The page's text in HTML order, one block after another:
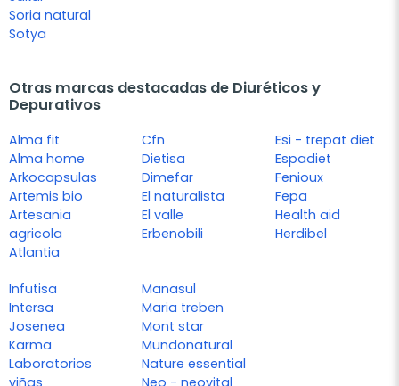
Soria natural
Sotya
Otras marcas destacadas de Diuréticos y
Depurativos
Alma fit
Alma home
Arkocapsulas
Artemis bio
Artesania
agricola
Atlantia
Cfn
Dietisa
Dimefar
El naturalista
El valle
Erbenobili
Esi - trepat diet
Espadiet
Fenioux
Fepa
Health aid
Herdibel
Infutisa
Intersa
Josenea
Karma
Laboratorios
Manasul
Maria treben
Mont star
Mundonatural
Nature essential